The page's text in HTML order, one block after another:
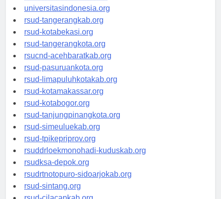
universitassamarinda.id
universitasindonesia.org
rsud-tangerangkab.org
rsud-kotabekasi.org
rsud-tangerangkota.org
rsucnd-acehbaratkab.org
rsud-pasuruankota.org
rsud-limapuluhkotakab.org
rsud-kotamakassar.org
rsud-kotabogor.org
rsud-tanjungpinangkota.org
rsud-simeuluekab.org
rsud-tpikepriprov.org
rsuddrloekmonohadi-kuduskab.org
rsudksa-depok.org
rsudrtnotopuro-sidoarjokab.org
rsud-sintang.org